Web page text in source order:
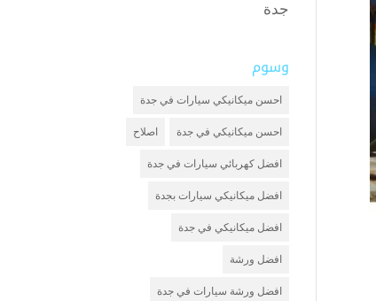
جدة
وسوم
احسن ميكانيكي سيارات في جدة
احسن ميكانيكي في جدة اصلاح
افضل كهربائي سيارات في جدة
افضل ميكانيكي سيارات بجدة
افضل ميكانيكي في جدة
افضل ورشة
افضل ورشة سيارات في جدة